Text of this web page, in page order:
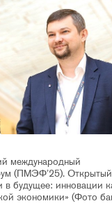
международный
(ПМЭФ’25). Открытый
в будущее: инновации
экономики» (Фото